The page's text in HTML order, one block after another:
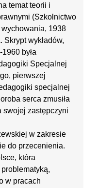
temat teorii i
(Szkolnictwo
1938
wykładów,
była
Specjalnej
pierwszej
specjalnej
serca zmusiła
swojej zastępczyni
w zakresie
do przecenienia.
która
w pracach